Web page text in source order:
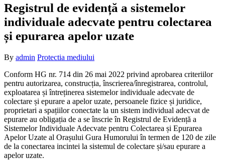
Registrul de evidență a sistemelor
individuale adecvate pentru colectarea
și epurarea apelor uzate
By admin Protectia mediului
Conform HG nr. 714 din 26 mai 2022 privind aprobarea criteriilor
pentru autorizarea, construcția, înscrierea/înregistrarea, controlul,
exploatarea și întreținerea sistemelor individuale adecvate de
colectare și epurare a apelor uzate, persoanele fizice și juridice,
proprietari a spațiilor conectate la un sistem individual adecvat de
epurare au obligația de a se înscrie în Registrul de Evidență a
Sistemelor Individuale Adecvate pentru Colectarea și Epurarea
Apelor Uzate al Orașului Gura Humorului în termen de 120 de zile
de la conectarea incintei la sistemul de colectare și/sau epurare a
apelor uzate.